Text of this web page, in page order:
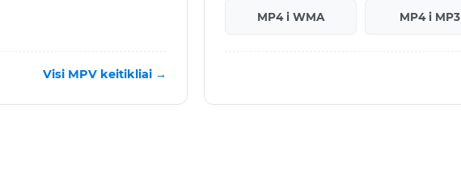
Visi MPV keitikliai →
MP4 i WMA MP4 i MP3